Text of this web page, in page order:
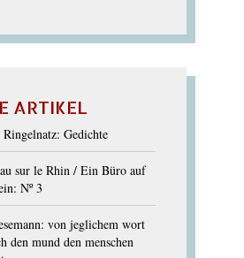
ARTIKEL
Ringelnatz: Gedichte
sur le Rhin / Ein Büro auf
Nº 3
von jeglichem wort
den mund den menschen